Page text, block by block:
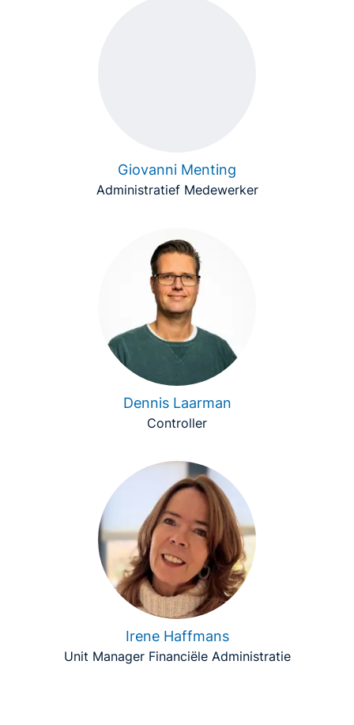
Giovanni Menting
Administratief Medewerker
Dennis Laarman
Controller
Irene Haffmans
Unit Manager Financiële Administratie